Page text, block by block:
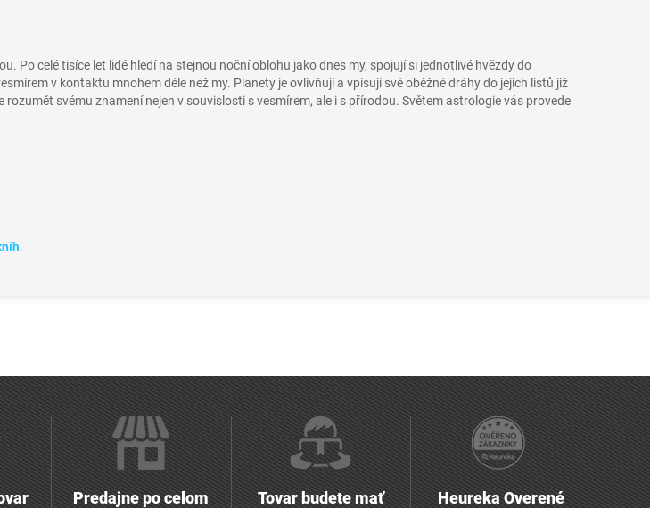
Po celé tisíce let lidé hledí na stejnou noční oblohu jako dnes my, spojují si jednotlivé hvězdy do
v kontaktu mnohem déle než my. Planety je ovlivňují a vpisují své oběžné dráhy do jejich listů již
svému znamení nejen v souvislosti s vesmírem, ale i s přírodou. Světem astrologie vás provede
.
Predajne po celom
Tovar budete mať
Heureka Overené